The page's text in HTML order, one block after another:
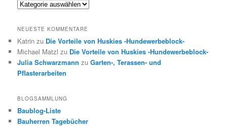
Kategorien
NEUESTE KOMMENTARE
Katrin zu Die Vorteile von Huskies -Hundewerbeblock-
Michael Matzl zu Die Vorteile von Huskies -Hundewerbeblock-
Julia Schwarzmann zuGarten-, Terassen- und
Pflasterarbeiten
BLOGSAMMLUNG
Baublog-Liste
Bauherren Tagebücher